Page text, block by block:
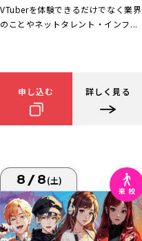
VTuberを体験できるだけでなく業界
のことやネットタレント・インフ...
申し込む 詳しく見る
8/8(土)